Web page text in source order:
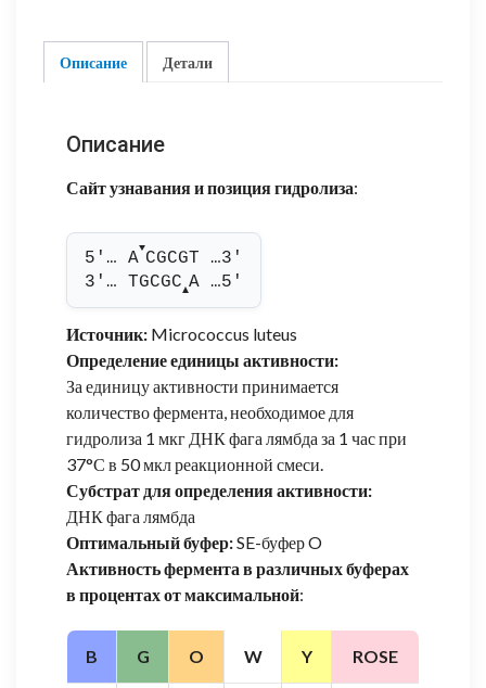
Описание Детали
Описание
Сайт узнавания и позиция гидролиза:
5'… A
▼
CGCGT …3'
3'… TGCGC▲A …5'
Источник: Micrococcus luteus
Определение единицы активности:
За единицу активности принимается
количество фермента, необходимое для
гидролиза 1 мкг ДНК фага лямбда за 1 час при
37°С в 50 мкл реакционной смеси.
Субстрат для определения активности:
ДНК фага лямбда
Оптимальный буфер:SE-буфер O
Активность фермента в различных буферах
в процентах от максимальной:
B G O W Y ROSE